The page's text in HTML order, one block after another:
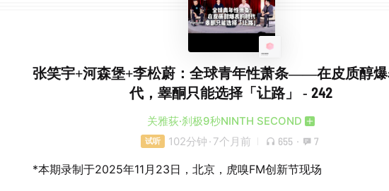
张笑宇+河森堡+李松蔚：全球青年性萧条——在皮质醇
代，睾酮只能选择「让路」 - 242
关雅荻·刹极9秒NINTH SECOND
试听 102分钟 · 7个月前 655 · 7
*本期录制于2025年11月23日，北京，虎嗅FM创新节现场